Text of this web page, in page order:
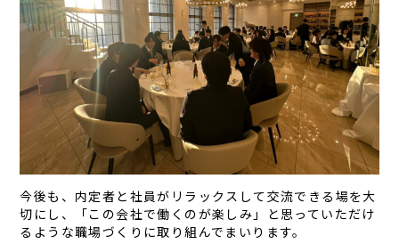
今後も、内定者と社員がリラックスして交流できる場を大
切にし、「この会社で働くのが楽しみ」と思っていただけ
るような職場づくりに取り組んでまいります。